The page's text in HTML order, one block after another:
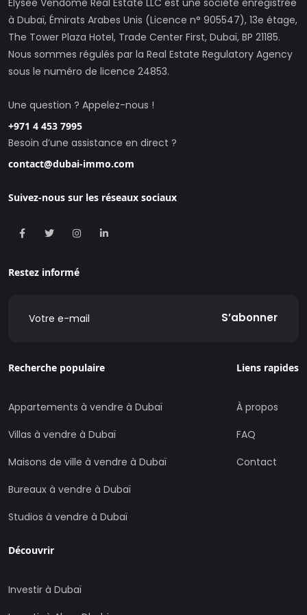
Elysee Vendome Real Estate LLC est une société enregistrée
à Dubaï, Émirats Arabes Unis (Licence n° 905547), 13e étage,
The Tower Plaza Hotel, Trade Center First, Dubaï, BP 21185.
Nous sommes régulés par la Real Estate Regulatory Agency
sous le numéro de licence 24853.
Une question ? Appelez-nous !
+971 4 453 7995
Besoin d’une assistance en direct ?
contact@dubai-immo.com
Suivez-nous sur les réseaux sociaux
Restez informé
S’abonner
Recherche populaire
Appartements à vendre à Dubaï
Villas à vendre à Dubaï
Maisons de ville à vendre à Dubaï
Bureaux à vendre à Dubaï
Studios à vendre à Dubaï
Liens rapides
À propos
FAQ
Contact
Découvrir
Investir à Dubaï